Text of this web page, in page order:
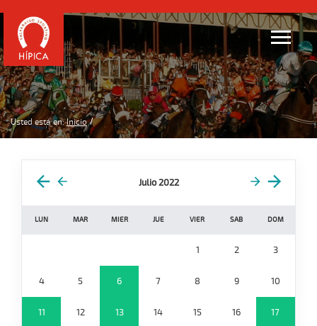
Usted está en: Inicio
Julio 2022
LUN MAR MIER JUE VIER SAB DOM
1 2 3
4 5 6 7 8 9 10
11 12 13 14 15 16 17